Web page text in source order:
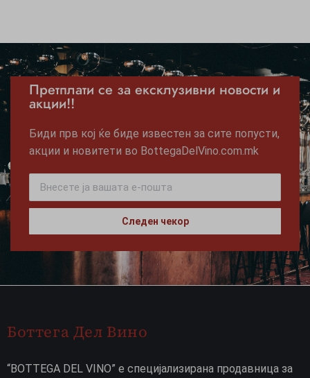
Претплати се за ексклузивни новости и
акции!!
Биди прв кој ќе биде известен за сите попусти,
акции и новитети во BottegaDelVino.com.mk
Следен чекор
Боттега Дел Вино
“BOTTEGA DEL VINO” е специјализирана продавница за